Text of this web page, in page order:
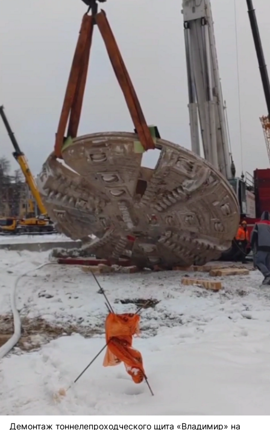
Демонтаж тоннелепроходческого щита «Владимир» на